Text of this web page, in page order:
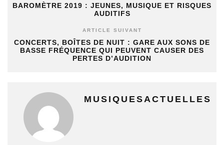
BAROMÈTRE 2019 : JEUNES, MUSIQUE ET RISQUES
AUDITIFS
ARTICLE SUIVANT
CONCERTS, BOÎTES DE NUIT : GARE AUX SONS DE
BASSE FRÉQUENCE QUI PEUVENT CAUSER DES
PERTES D’AUDITION
MUSIQUESACTUELLES